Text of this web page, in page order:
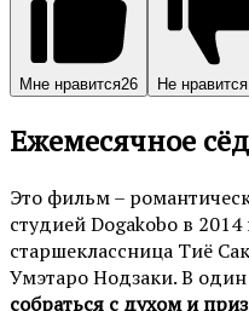
Мне нравится26 Не нравится
Ежемесячное
Это фильм –
студией Dogakobo в
старшеклассница Тиё
Умэтаро Нодзаки. В
собраться с духом и